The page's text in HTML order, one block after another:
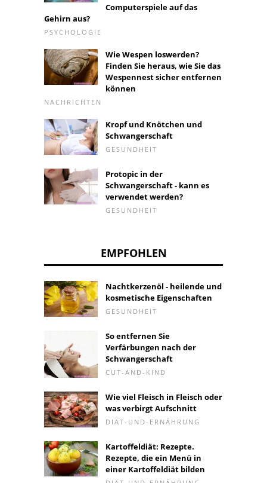
Computerspiele auf das
Gehirn aus?
PSYCHOLOGIE
Wie Wespen loswerden?
Finden Sie heraus, wie Sie das
Wespennest sicher entfernen
können
NACHRICHTEN
Kropf und Knötchen und
Schwangerschaft
GESUNDHEIT
Protopic in der
Schwangerschaft - kann es
verwendet werden?
GESUNDHEIT
EMPFOHLEN
Nachtkerzenöl - heilende und
kosmetische Eigenschaften
GESUNDHEIT
So entfernen Sie
Verfärbungen nach der
Schwangerschaft
CUT-AND-KIND
Wie viel Fleisch in Fleisch oder
was verbirgt Aufschnitt
DIÄT-UND-ERNÄHRUNG
Kartoffeldiät: Rezepte.
Rezepte, die ein Menü in
einer Kartoffeldiät bilden